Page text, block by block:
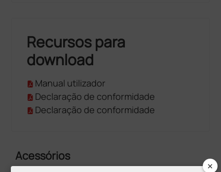
Recursos para
download
Manual utilizador
Declaração de conformidade
Declaração de conformidade
Acessórios
×